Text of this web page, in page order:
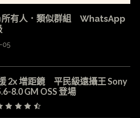
所有人．類似群組 WhatsApp
05
2x 增距鏡 平民級遠攝王 Sony
8.0 GM OSS 登場